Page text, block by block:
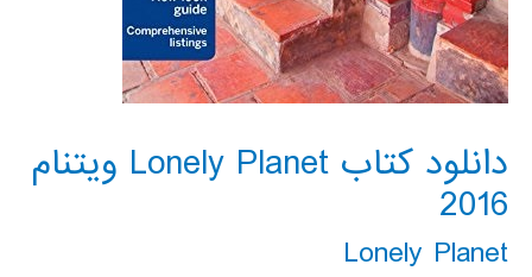
دانلود کتاب Lonely Planet ویتنام
2016
Lonely Planet